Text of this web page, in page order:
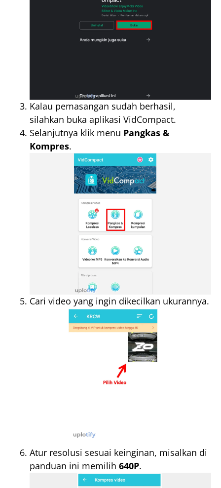
Kalau pemasangan sudah berhasil,
silahkan buka aplikasi VidCompact.
Selanjutnya klik menu Pangkas &
Kompres.
Cari video yang ingin dikecilkan ukurannya.
Atur resolusi sesuai keinginan, misalkan di
panduan ini memilih 640P.